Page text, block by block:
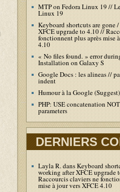
MTP on Fedora Linux 19 //
Linux 19
Keyboard shortcuts are gone /
XFCE upgrade to 4.10 //
fonctionnent plus après mise à
4.10
« No files found. » error
Installation on Galaxy S
Google Docs : les alineas //
indent
Humour à la Google (Suggest)
PHP: USE concatenation
parameters
DERNIERS
Layla R.dansKeyboard
working after XFCE upgrade
Raccourcis claviers ne
mise à jour vers XFCE 4.10